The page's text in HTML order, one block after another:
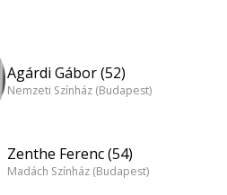
Agárdi Gábor (52)
Nemzeti Színház (Budapest)
Zenthe Ferenc (54)
Madách Színház (Budapest)